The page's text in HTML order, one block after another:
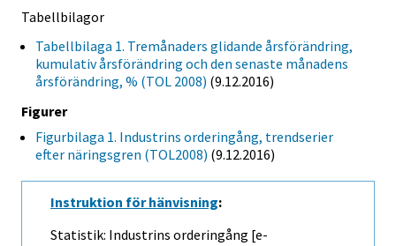
Tabellbilagor
Tabellbilaga 1. Tremånaders glidande årsförändring,
kumulativ årsförändring och den senaste månadens
årsförändring, % (TOL 2008) (9.12.2016)
Figurer
Figurbilaga 1. Industrins orderingång, trendserier
efter näringsgren (TOL2008) (9.12.2016)
Instruktion för hänvisning:
Statistik: Industrins orderingång [e-